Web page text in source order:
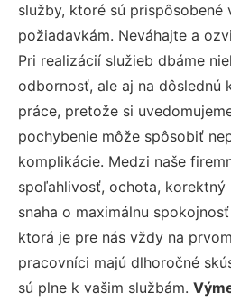
služby, ktoré sú prispôsobené
požiadavkám. Neváhajte a
Pri realizácií služieb dbáme
odbornosť, ale aj na dôslednú
práce, pretože si
pochybenie môže spôsobiť
komplikácie. Medzi naše
spoľahlivosť, ochota, korektný
snaha o maximálnu
ktorá je pre nás vždy na
pracovníci majú dlhoročné
sú plne k vašim službám.